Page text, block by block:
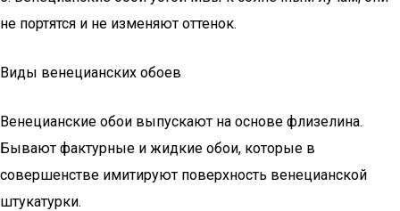
не портятся и не изменяют оттенок.
Виды венецианских обоев
Венецианские обои выпускают на основе флизелина.
Бывают фактурные и жидкие обои, которые в
совершенстве имитируют поверхность венецианской
штукатурки.